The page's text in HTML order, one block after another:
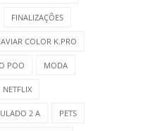
FINALIZAÇÕES
COLOR K.PRO
POO MODA
NETFLIX
2 A PETS